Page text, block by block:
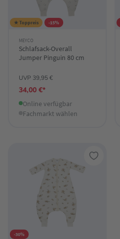
★ Toppreis -15%
MEYCO
Schlafsack-Overall
Jumper Pinguin 80 cm
UVP 39,95 €
34,00 €*
Online verfügbar
Fachmarkt wählen
-30%